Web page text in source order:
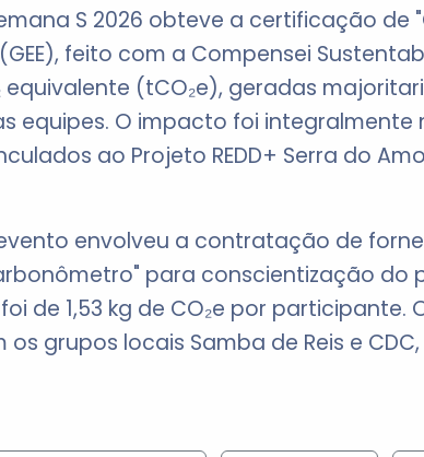
S 2026 obteve a certificação de
feito com a Compensei
equivalente (tCO₂e), geradas
equipes. O impacto foi integralmente
ao Projeto REDD+ Serra do
envolveu a contratação de
para conscientização do
de 1,53 kg de CO₂e por
grupos locais Samba de Reis e